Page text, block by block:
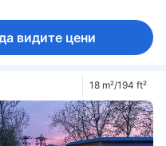
видите цени
18 m²/194 ft²